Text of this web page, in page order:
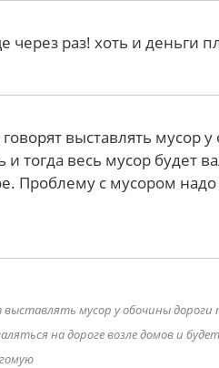
раз! хоть и деньги
выставлять мусор
и тогда весь мусор будет
Проблему с мусором
мусор у обочины дороги
на дороге возле домов и